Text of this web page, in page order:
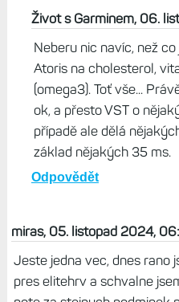
Atoris na cholesterol,
(omega3). Toť vše...